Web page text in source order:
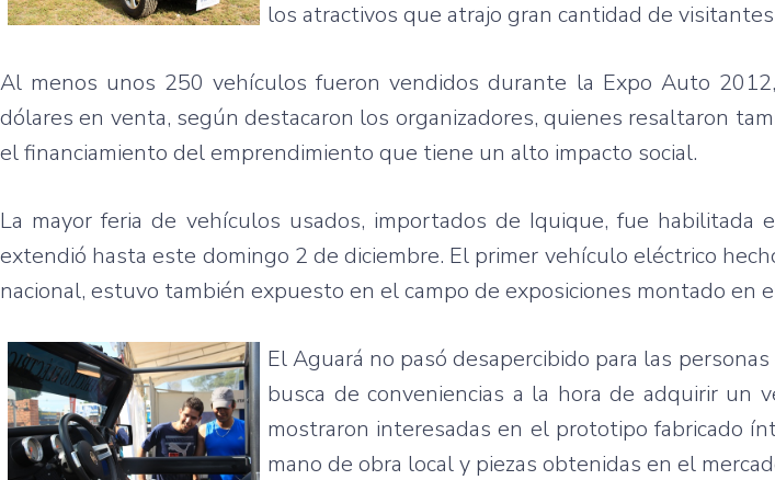
los atractivos que atrajo gran cantidad de visitantes
Al menos unos 250vehículos fueron vendidos durante la Expo Auto 2012,
dólares en venta, según destacaron los organizadores, quienes resaltaron
elfinanciamiento delemprendimiento que tiene un alto impacto social.
La mayorferia de vehículos usados, importados de Iquique,fue habilitada
extendió hasta este domingo 2 dediciembre. El primer vehículo eléctrico
nacional, estuvo también expuesto en elcampo de exposiciones montado en
ElAguará no pasó desapercibido para las personas
busca deconveniencias a la hora de adquirirun
mostraron interesadas en el prototipo fabricado
mano de obra local y piezas obtenidas en el